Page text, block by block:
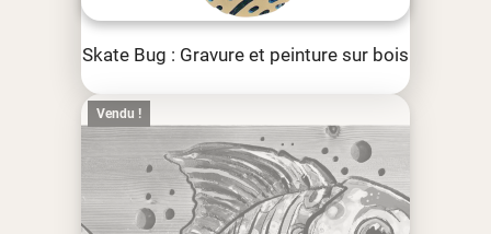
Skate Bug : Gravure et peinture sur bois
Vendu !